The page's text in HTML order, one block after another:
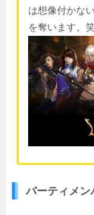
は想像付かな
を奪います。
パーティメン